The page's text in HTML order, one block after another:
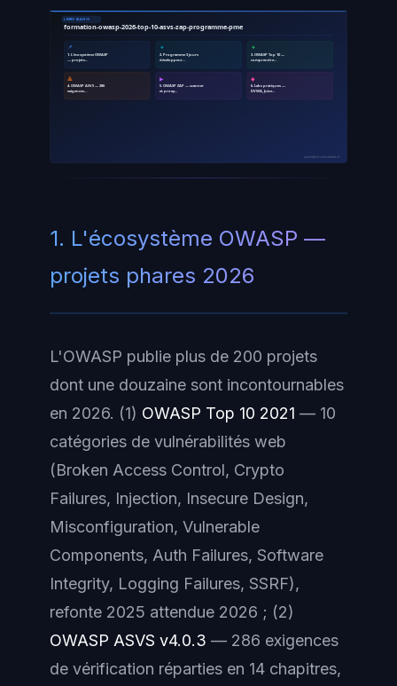
LIVRES BLANCS
formation-owasp-2026-top-10-asvs-zap-programme-pme
📌
1. L'écosystème OWASP
— projets…
🔹
2. Programme 3 jours
développeur…
🔸
3. OWASP Top 10 —
comprendre…
🔺
4. OWASP ASVS — 286
exigences…
▶
5. OWASP ZAP — scanner
et proxy…
◆
6. Labs pratiques —
DVWA, Juice…
ayinedjimi-consultants.fr
1. L'écosystème OWASP —
projets phares 2026
L'OWASP publie plus de 200 projets
dont une douzaine sont incontournables
en 2026. (1) OWASP Top 10 2021 — 10
catégories de vulnérabilités web
(Broken Access Control, Crypto
Failures, Injection, Insecure Design,
Misconfiguration, Vulnerable
Components, Auth Failures, Software
Integrity, Logging Failures, SSRF),
refonte 2025 attendue 2026 ; (2)
OWASP ASVS v4.0.3 — 286 exigences
de vérification réparties en 14 chapitres,